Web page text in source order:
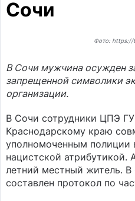
Сочи
Фото: https://
В Сочи мужчина осужден
запрещенной символики
организации.
В Сочи сотрудники ЦПЭ
Краснодарскому краю
уполномоченным полиции
нацистской атрибутикой.
летний местный житель.
составлен протокол по